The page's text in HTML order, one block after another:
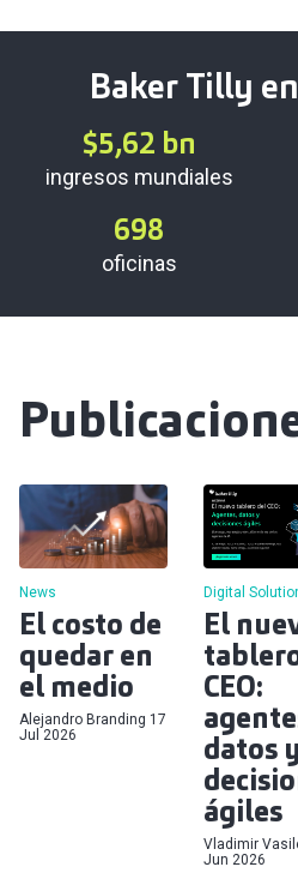
Baker Tilly
$5,62 bn
ingresos mundiales
698
oficinas
News
El costo de
quedar en
el medio
Alejandro Branding 17
Jul 2026
Digital
El
CEO:
datos y
ágiles
Vladimir
Jun 2026